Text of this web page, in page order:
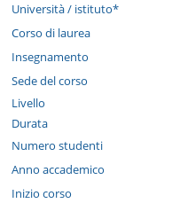
Università / istituto*
Corso di laurea
Insegnamento
Sede del corso
Livello
Durata
Numero studenti
Anno accademico
Inizio corso